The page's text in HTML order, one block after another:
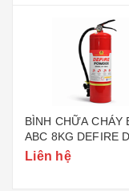
BÌNH CHỮA CHÁY
ABC 8KG DEFIRE
ABC8 (BỘ CÔNG
Liên hệ